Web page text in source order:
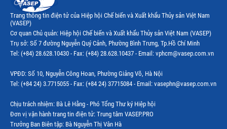
Thị trường Ecuador
Thị trường EU
Thị trường Indonesia
Thị trường Mỹ
Thị trường Nga
Thị trường Hàn Quốc
Trang thông tin điện tử của Hiệp hội Chế biến và Xuất khẩu Thủy sản Việt Nam
(VASEP)
Cơ quan Chủ quản: Hiệp hội Chế biến và Xuất khẩu Thủy sản Việt Nam (VASEP)
Trụ sở: Số 7 đường Nguyễn Quý Cảnh, Phường Bình Trưng, Tp.Hồ Chí Minh
Tel: (+84) 28.628.10430 - Fax: (+84) 28.628.10437 - Email: vphcm@vasep.com.vn
VPĐD: Số 10, Nguyễn Công Hoan, Phường Giảng Võ, Hà Nội
Tel: (+84 24) 3.7715055 - Fax: (+84 24) 37715084 - Email: vasephn@vasep.com.vn
Chịu trách nhiệm: Bà Lê Hằng - Phó Tổng Thư ký Hiệp hội
Đơn vị vận hành trang tin điện tử: Trung tâm VASEP.PRO
Trưởng Ban Biên tập: Bà Nguyễn Thị Vân Hà